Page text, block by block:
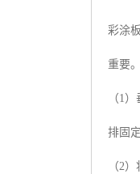
彩涂
重要。
（1
排固
（2